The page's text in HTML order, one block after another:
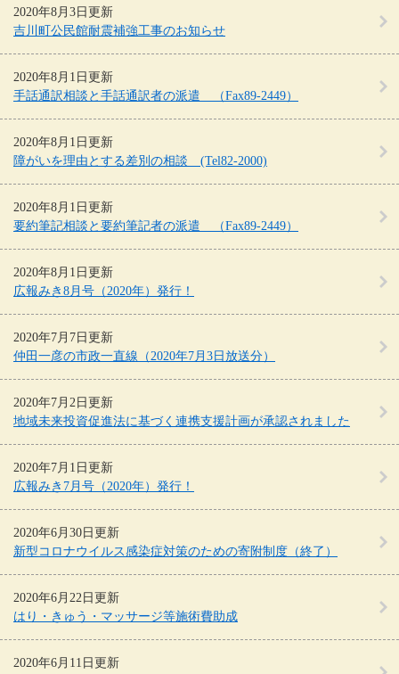
2020年8月3日更新
吉川町公民館耐震補強工事のお知らせ
2020年8月1日更新
手話通訳相談と手話通訳者の派遣 （Fax89-2449）
2020年8月1日更新
障がいを理由とする差別の相談 (Tel82-2000)
2020年8月1日更新
要約筆記相談と要約筆記者の派遣 （Fax89-2449）
2020年8月1日更新
広報みき8月号（2020年）発行！
2020年7月7日更新
仲田一彦の市政一直線（2020年7月3日放送分）
2020年7月2日更新
地域未来投資促進法に基づく連携支援計画が承認されました
2020年7月1日更新
広報みき7月号（2020年）発行！
2020年6月30日更新
新型コロナウイルス感染症対策のための寄附制度（終了）
2020年6月22日更新
はり・きゅう・マッサージ等施術費助成
2020年6月11日更新